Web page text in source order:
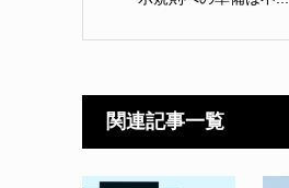
関連記事一覧